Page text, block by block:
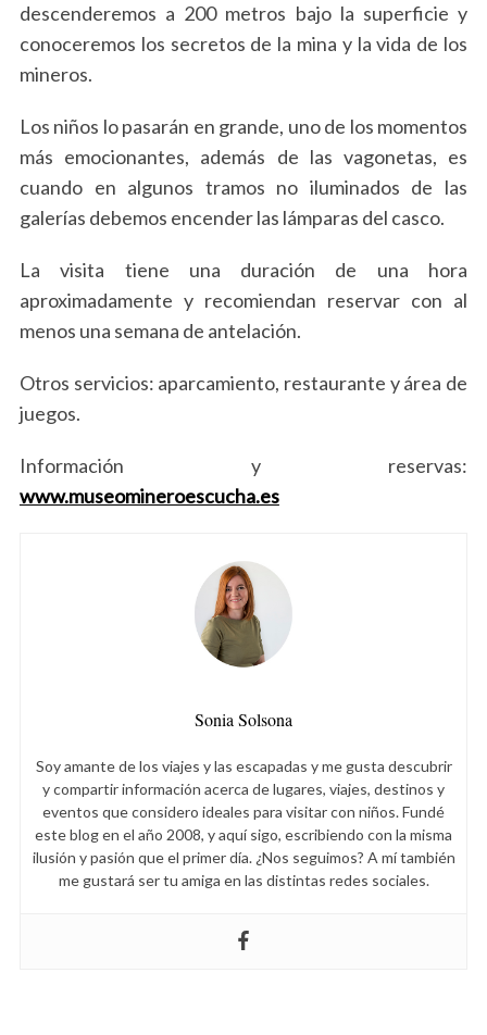
descenderemos a 200 metros bajo la superficie y
conoceremos los secretos de la mina y la vida de los
mineros.
Los niños lo pasarán en grande, uno de los momentos
más emocionantes, además de las vagonetas, es
cuando en algunos tramos no iluminados de las
galerías debemos encender las lámparas del casco.
La visita tiene una duración de una hora
aproximadamente y recomiendan reservar con al
menos una semana de antelación.
Otros servicios: aparcamiento, restaurante y área de
juegos.
Información y reservas:
www.museomineroescucha.es
Sonia Solsona
Soy amante de los viajes y las escapadas y me gusta descubrir
y compartir información acerca de lugares, viajes, destinos y
eventos que considero ideales para visitar con niños. Fundé
este blog en el año 2008, y aquí sigo, escribiendo con la misma
ilusión y pasión que el primer día. ¿Nos seguimos? A mí también
me gustará ser tu amiga en las distintas redes sociales.
e
a